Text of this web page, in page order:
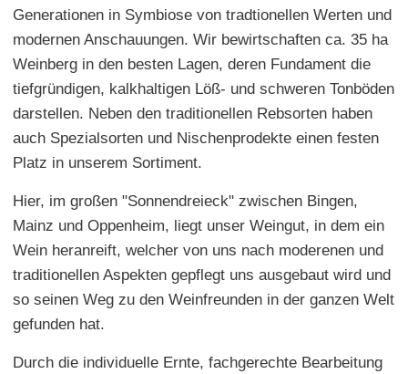
Generationen in Symbiose von tradtionellen Werten und
modernen Anschauungen. Wir bewirtschaften ca. 35 ha
Weinberg in den besten Lagen, deren Fundament die
tiefgründigen, kalkhaltigen Löß- und schweren Tonböden
darstellen. Neben den traditionellen Rebsorten haben
auch Spezialsorten und Nischenprodekte einen festen
Platz in unserem Sortiment.
Hier, im großen "Sonnendreieck" zwischen Bingen,
Mainz und Oppenheim, liegt unser Weingut, in dem ein
Wein heranreift, welcher von uns nach moderenen und
traditionellen Aspekten gepflegt uns ausgebaut wird und
so seinen Weg zu den Weinfreunden in der ganzen Welt
gefunden hat.
Durch die individuelle Ernte, fachgerechte Bearbeitung